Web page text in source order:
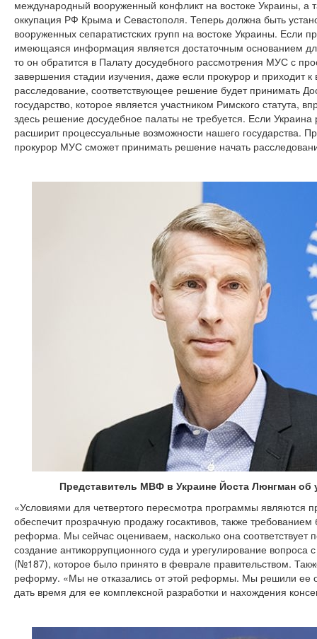
международный вооруженный конфликт на востоке Украины, а
оккупация РФ Крыма и Севастополя. Теперь должна быть
вооруженных сепаратистских групп на востоке Украины. Если
имеющаяся информация является достаточным основанием
то он обратится в Палату досудебного рассмотрения МУС с
завершения стадии изучения, даже если прокурор и приходит
расследование, соответствующее решение будет принимать
государство, которое является участником Римского статута,
здесь решение досудебное палаты не требуется. Если Украина
расширит процессуальные возможности нашего государства.
прокурор МУС сможет принимать решение начать
Представитель МВФ в Украине Йоста Люнгман об
«Условиями для четвертого пересмотра программы являются
обеспечит прозрачную продажу госактивов, также
реформа. Мы сейчас оцениваем, насколько она соответствует
создание антикоррупционного суда и урегулирование вопроса
(№187), которое было принято в феврале правительством.
реформу. «Мы не отказались от этой реформы. Мы решили ее
дать время для ее комплексной разработки и нахождения